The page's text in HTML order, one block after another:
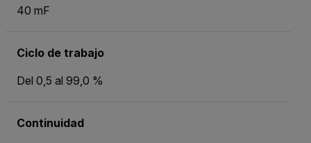
40 mF
Ciclo de trabajo
Del 0,5 al 99,0 %
Continuidad